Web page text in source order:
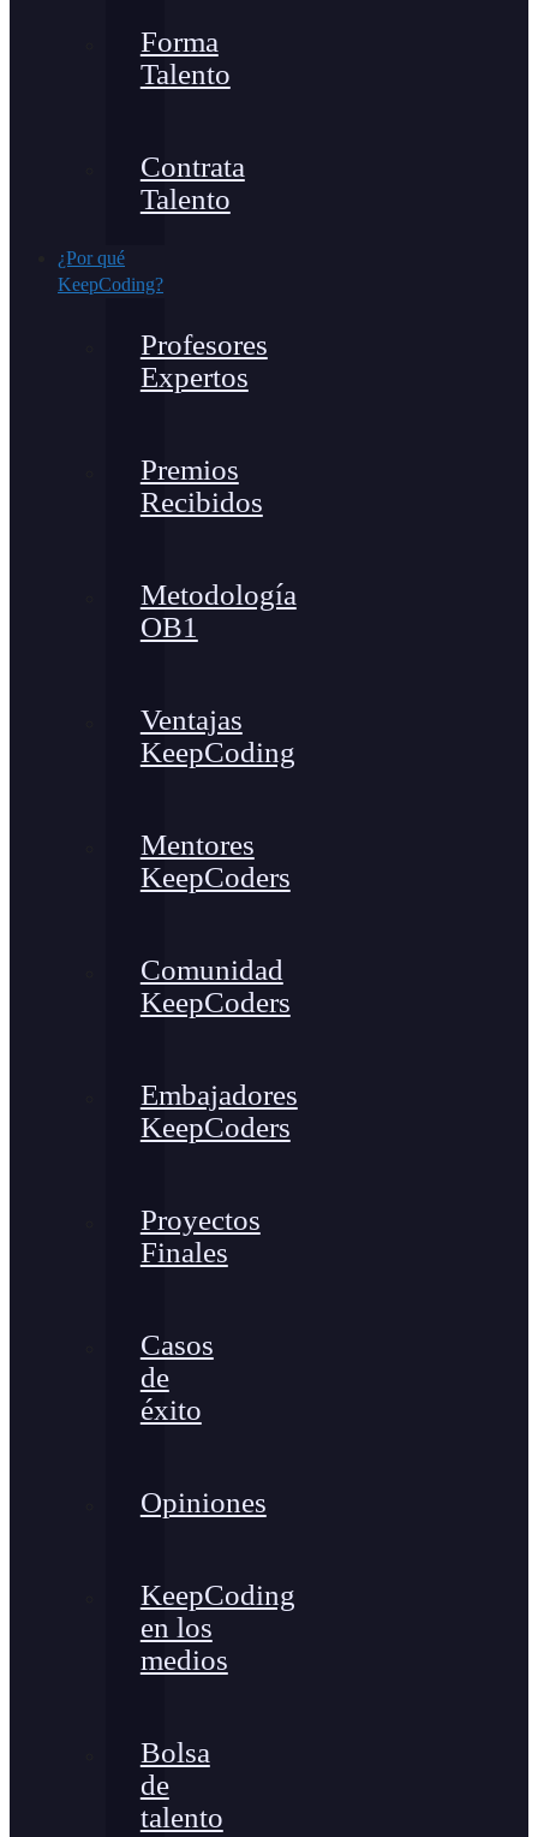
Forma
Talento
Contrata
Talento
¿Por qué
KeepCoding?
Profesores
Expertos
Premios
Recibidos
Metodología
OB1
Ventajas
KeepCoding
Mentores
KeepCoders
Comunidad
KeepCoders
Embajadores
KeepCoders
Proyectos
Finales
Casos
de
éxito
Opiniones
KeepCoding
en los
medios
Bolsa
de
talento